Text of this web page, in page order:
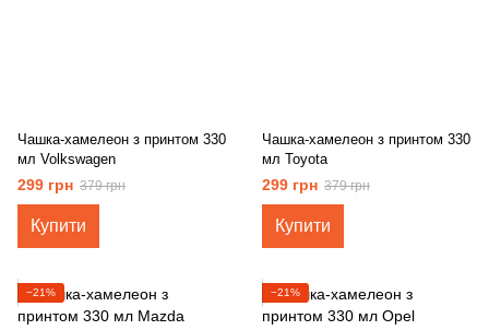
Чашка-хамелеон з принтом 330
мл Volkswagen
299 грн 379 грн
Купити
Чашка-хамелеон з принтом 330
мл Toyota
299 грн 379 грн
Купити
−21% −21%